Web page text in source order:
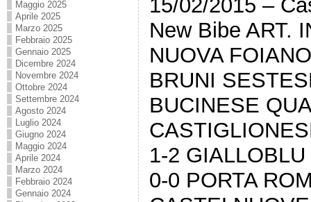
Maggio 2025
Aprile 2025
Marzo 2025
Febbraio 2025
Gennaio 2025
Dicembre 2024
Novembre 2024
Ottobre 2024
Settembre 2024
Agosto 2024
Luglio 2024
Giugno 2024
Maggio 2024
Aprile 2024
Marzo 2024
Febbraio 2024
Gennaio 2024
15/02/2015 –
New Bibe ART.
NUOVA
BRUNI
BUCINESE
1-2
0-0 PORTA